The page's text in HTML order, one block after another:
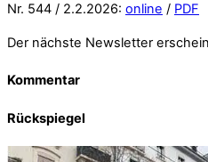
Nr. 544 / 2.2.2026: online / PDF
Der nächste Newsletter
Kommentar
Rückspiegel